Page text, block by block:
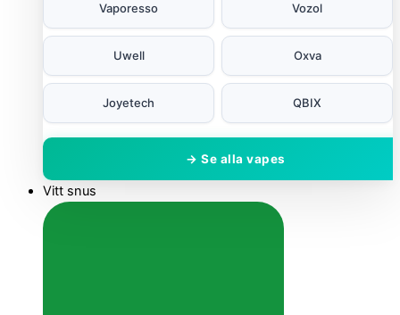
Vaporesso Vozol
Uwell Oxva
Joyetech QBIX
→ Se alla vapes
Vitt snus